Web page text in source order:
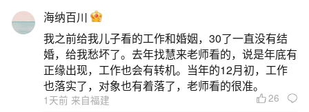
题，但是小问题不注意可能会引起大麻烦，下面就
这个问题给大家做一些解读：
一、梦见女人光着上身什么意思？
梦见女人光着上身，预示近期梦者的运势不
海纳百川
我之前给我儿子看的工作和婚姻，30了一直没有结
婚，给我愁坏了。去年找慧来老师看的，说是年底有
正缘出现，工作也会有转机。当年的12月初，工作
也落实了，对象也有着落了，老师看的很准。
1天前 来自福建 26